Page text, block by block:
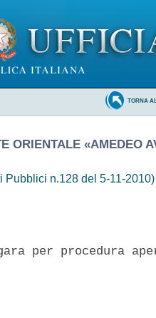
TORNA
ORIENTALE «AMEDEO
Pubblici n.128 del 5-11-2010)
per procedura